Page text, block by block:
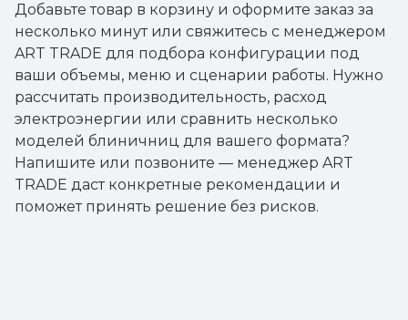
Добавьте товар в корзину и оформите заказ за
несколько минут или свяжитесь с менеджером
ART TRADE для подбора конфигурации под
ваши объемы, меню и сценарии работы. Нужно
рассчитать производительность, расход
электроэнергии или сравнить несколько
моделей блиничниц для вашего формата?
Напишите или позвоните — менеджер ART
TRADE даст конкретные рекомендации и
поможет принять решение без рисков.